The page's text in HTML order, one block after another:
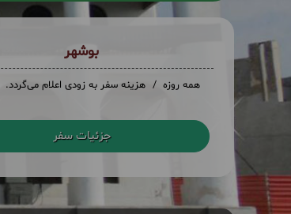
بوشهر
همه روزه هزینه سفر به زودی اعلام می‌گردد.
جزئیات سفر